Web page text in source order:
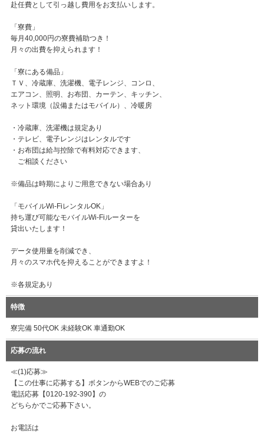
赴任費として引っ越し費用をお支払いします。
「寮費」
毎月40,000円の寮費補助つき！
月々の出費を抑えられます！
「寮にある備品」
ＴＶ、冷蔵庫、洗濯機、電子レンジ、コンロ、
エアコン、照明、お布団、カーテン、キッチン、
ネット環境（設備またはモバイル）、冷暖房
・冷蔵庫、洗濯機は規定あり
・テレビ、電子レンジはレンタルです
・お布団は給与控除で有料対応できます、
ご相談ください
※備品は時期によりご用意できない場合あり
「モバイルWi-FiレンタルOK」
持ち運び可能なモバイルWi-Fiルーターを
貸出いたします！
データ使用量を削減でき、
月々のスマホ代を抑えることができますよ！
※各規定あり
特徴
寮完備 50代OK 未経験OK 車通勤OK
応募の流れ
≪(1)応募≫
【この仕事に応募する】ボタンからWEBでのご応募
電話応募【0120-192-390】の
どちらかでご応募下さい。
お電話は